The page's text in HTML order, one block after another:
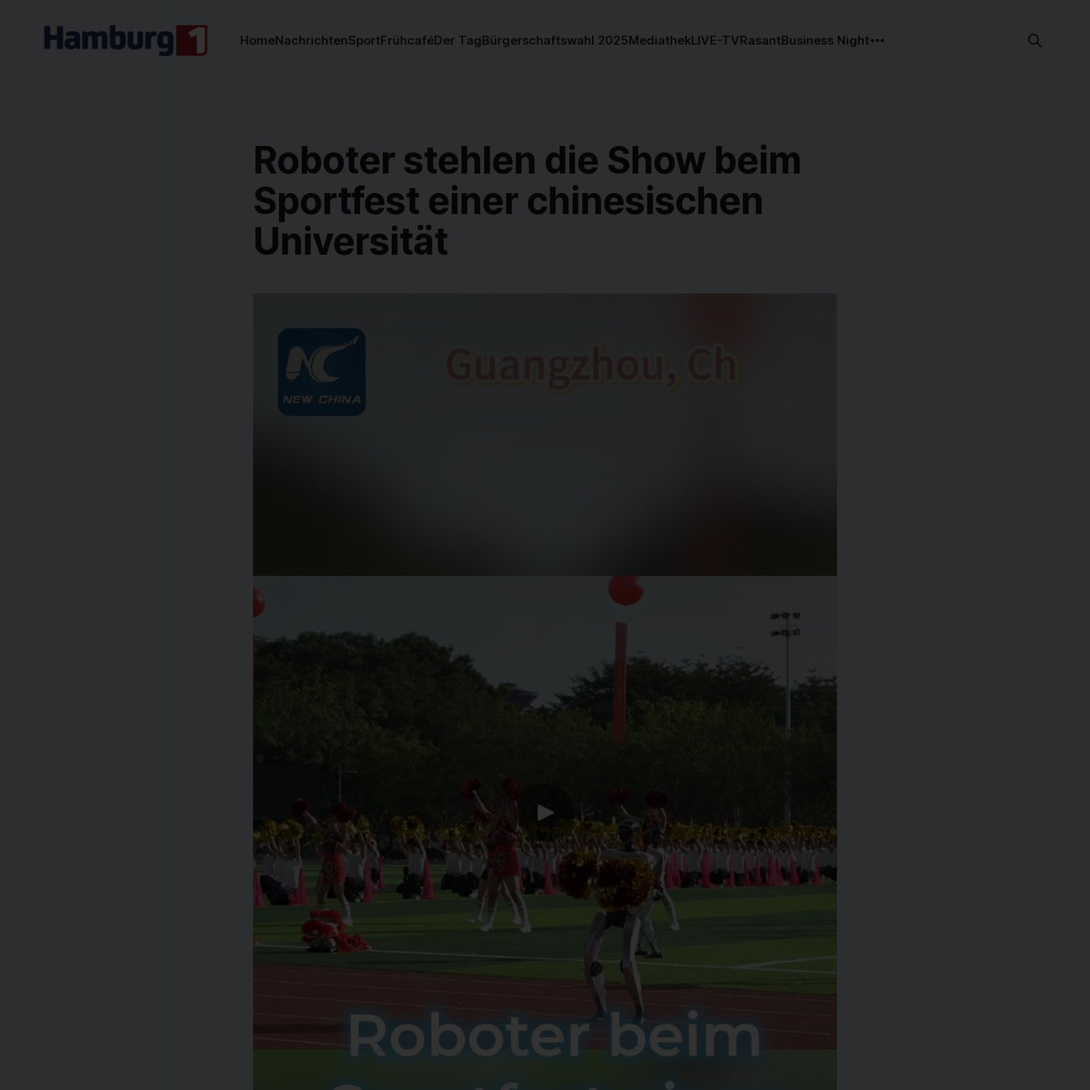
HomeNachrichtenSportFrühcaféDer TagBürgerschaftswahl 2025MediathekLIVE-TVRasantBusiness Night
Roboter stehlen die Show beim
Sportfest einer chinesischen
Universität